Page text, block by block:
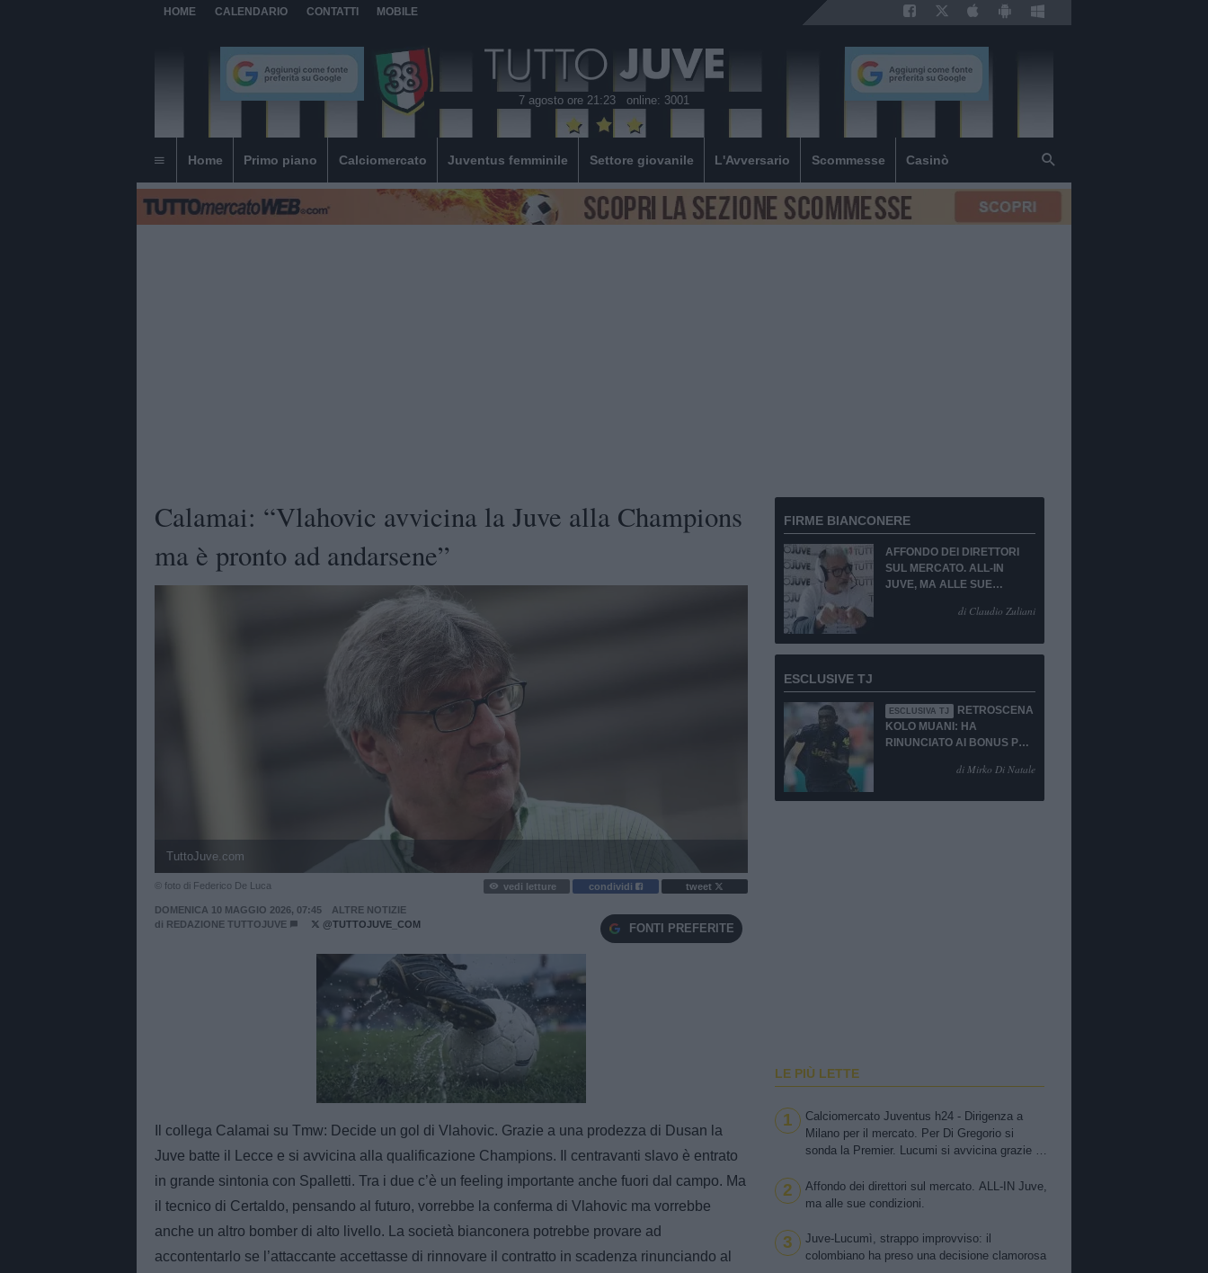
HOME CALENDARIO CONTATTI MOBILE
7 agosto ore 21:23 online: 3001
Home Primo piano Calciomercato Juventus femminile Settore giovanile L'Avversario Scommesse Casinò
Calamai: “Vlahovic avvicina la Juve alla Champions
ma è pronto ad andarsene”
TuttoJuve.com
© foto di Federico De Luca vedi letture condividi tweet
DOMENICA 10 MAGGIO 2026, 07:45
ALTRE NOTIZIE
di REDAZIONE TUTTOJUVE @TUTTOJUVE_COM FONTI PREFERITE
Unmute
Loaded
:
100.00%
Il collega Calamai su Tmw: Decide un gol di Vlahovic. Grazie a una prodezza di Dusan la
Juve batte il Lecce e si avvicina alla qualificazione Champions. Il centravanti slavo è entrato
in grande sintonia con Spalletti. Tra i due c’è un feeling importante anche fuori dal campo. Ma
il tecnico di Certaldo, pensando al futuro, vorrebbe la conferma di Vlahovic ma vorrebbe
anche un altro bomber di alto livello. La società bianconera potrebbe provare ad
accontentarlo se l’attaccante accettasse di rinnovare il contratto in scadenza rinunciando al
FIRME BIANCONERE
AFFONDO DEI DIRETTORI
SUL MERCATO. ALL-IN
JUVE, MA ALLE SUE
di Claudio Zuliani
ESCLUSIVE TJ
ESCLUSIVA TJ
RETROSCENA
KOLO MUANI: HA
RINUNCIATO AI BONUS PUR
di Mirko Di Natale
LE PIÙ LETTE
1
Calciomercato Juventus h24 - Dirigenza a
Milano per il mercato. Per Di Gregorio si
sonda la Premier. Lucumi si avvicina grazie a
2
Affondo dei direttori sul mercato. ALL-IN Juve,
ma alle sue condizioni.
3
Juve-Lucumì, strappo improvviso: il
colombiano ha preso una decisione clamorosa